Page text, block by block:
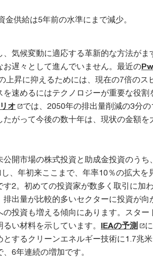
供給は5年前の水準にまで減少。
気候変動に適応する革新的な方法がま
遅々として進んでいません。最近の
昇に抑えるためには、現在の7倍のス
速めるにはテクノロジーが重要な役割
オ
では、2050年の排出量削減の3分
がって今後の数十年は、現状の金額を
開市場の株式投資と助成金投資のうち
、年初来ここまで、年率10％の拡大を
2。初めての投資家が数多く取引に加
出量が比較的多いセクターに投資が向
投資も増える傾向にあります。スター
い材料を示しています。 IEAの予測
するクリーンエネルギー技術に1.7兆
6年連続の増加です。